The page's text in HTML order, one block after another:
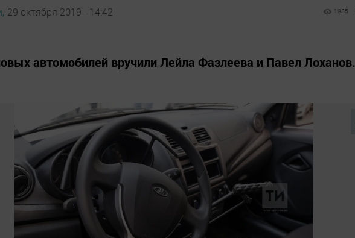
29 октября 2019 - 14:42 1905
автомобилей вручили Лейла Фазлеева и Павел Лоханов.